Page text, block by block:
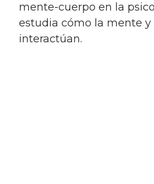
mente-cuerpo en la
estudia cómo la mente y
interactúan.